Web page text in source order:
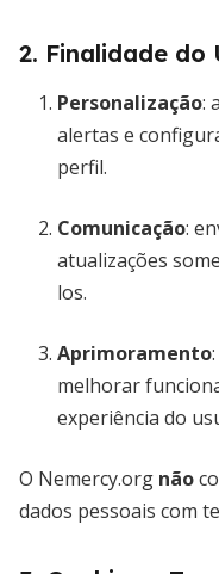
2. Finalidade do
Personalização:
alertas e
perfil.
Comunicação:
atualizações
los.
Aprimoramento
melhorar
experiência do
O Nemercy.org não
dados pessoais com